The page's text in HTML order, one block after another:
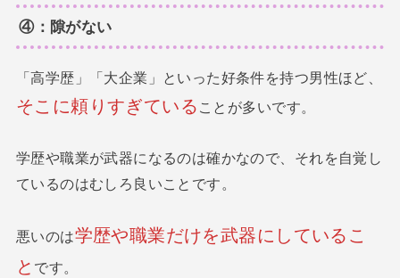
④：隙がない
「高学歴」「大企業」といった好条件を持つ男性ほど、
そこに頼りすぎている ことが多いです。
学歴や職業が武器になるのは確かなので、それを自覚し
ているのはむしろ良いことです。
悪いのは学歴や職業だけを武器にしているこ
と です。